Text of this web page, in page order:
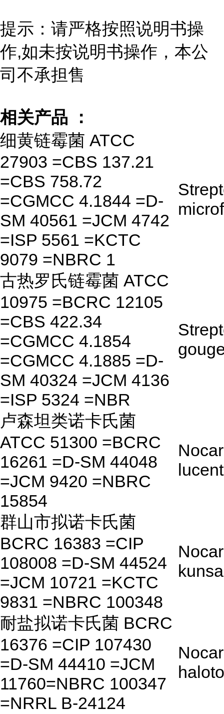
提示：请严格按照说明书操
作,如未按说明书操作，本公
司不承担售
相关产品 ：
细黄链霉菌 ATCC
27903 =CBS 137.21
=CBS 758.72
=CGMCC 4.1844 =D-
SM 40561 =JCM 4742
=ISP 5561 =KCTC
9079 =NBRC 1
古热罗氏链霉菌 ATCC
10975 =BCRC 12105
=CBS 422.34
=CGMCC 4.1854
=CGMCC 4.1885 =D-
SM 40324 =JCM 4136
=ISP 5324 =NBR
卢森坦类诺卡氏菌
ATCC 51300 =BCRC
16261 =D-SM 44048
=JCM 9420 =NBRC
15854
群山市拟诺卡氏菌
BCRC 16383 =CIP
108008 =D-SM 44524
=JCM 10721 =KCTC
9831 =NBRC 100348
耐盐拟诺卡氏菌 BCRC
16376 =CIP 107430
=D-SM 44410 =JCM
11760=NBRC 100347
=NRRL B-24124